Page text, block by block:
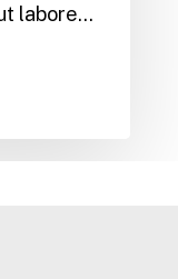
labore…